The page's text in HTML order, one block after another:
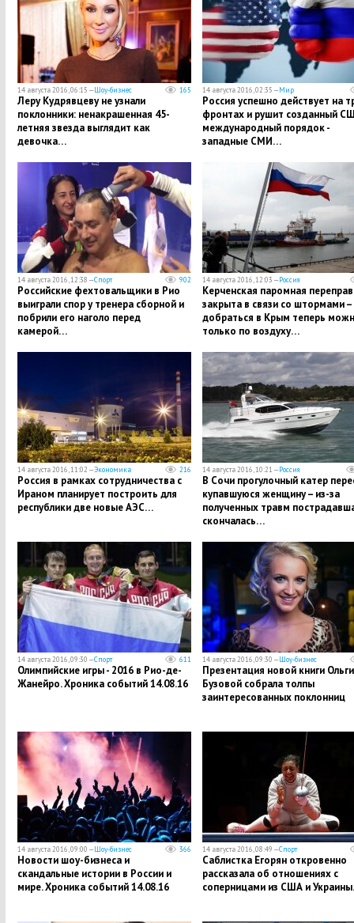
14 августа 2016, 06:15 —Шоу-бизнес 165
Леру Кудрявцеву не узнали
поклонники: ненакрашенная 45-
летняя звезда выглядит как
девочка…
14 августа 2016, 02:35 —Мир
Россия успешно действует на
фронтах и рушит созданный
международный порядок -
западные СМИ…
14 августа 2016, 12:38 —Спорт 902
Российские фехтовальщики в Рио
выиграли спор у тренера сборной и
побрили его наголо перед
камерой…
14 августа 2016, 12:03 —Россия
Керченская паромная
закрыта в связи со штормами –
добраться в Крым теперь
только по воздуху…
14 августа 2016, 11:02 —Экономика 216
Россия в рамках сотрудничества с
Ираном планирует построить для
республики две новые АЭС…
14 августа 2016, 10:21 —Россия
В Сочи прогулочный катер
купавшуюся женщину – из-за
полученных травм
скончалась…
14 августа 2016, 09:30 —Спорт 611
Олимпийские игры - 2016 в Рио-де-
Жанейро. Хроника событий 14.08.16
14 августа 2016, 09:30 —Шоу-бизнес
Презентация новой книги Ольги
Бузовой собрала толпы
заинтересованных поклонниц
14 августа 2016, 09:00 —Шоу-бизнес 366
Новости шоу-бизнеса и
скандальные истории в России и
мире. Хроника событий 14.08.16
14 августа 2016, 08:49 —Спорт
Саблистка Егорян откровенно
рассказала об отношениях с
соперницами из США и